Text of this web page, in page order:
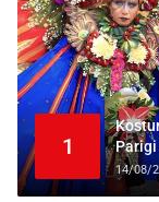
1
Parigi
14/08/